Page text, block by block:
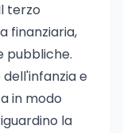
terzo
finanziaria,
pubbliche.
e
in modo
la